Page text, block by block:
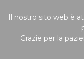
Il nostro sito web è
Grazie per la